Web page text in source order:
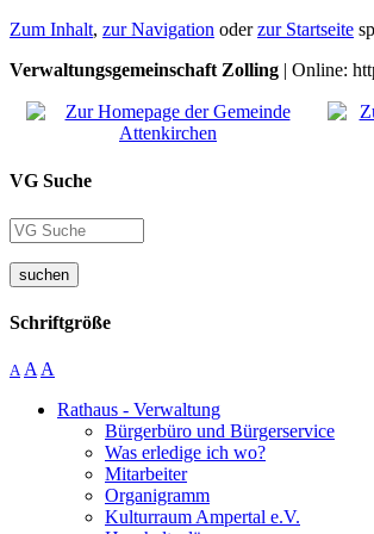
Zum Inhalt, zur Navigation oderzur Startseite
Verwaltungsgemeinschaft Zolling | Online:
VG Suche
suchen
Schriftgröße
A A A
Rathaus - Verwaltung
Bürgerbüro und Bürgerservice
Was erledige ich wo?
Mitarbeiter
Organigramm
Kulturraum Ampertal e.V.